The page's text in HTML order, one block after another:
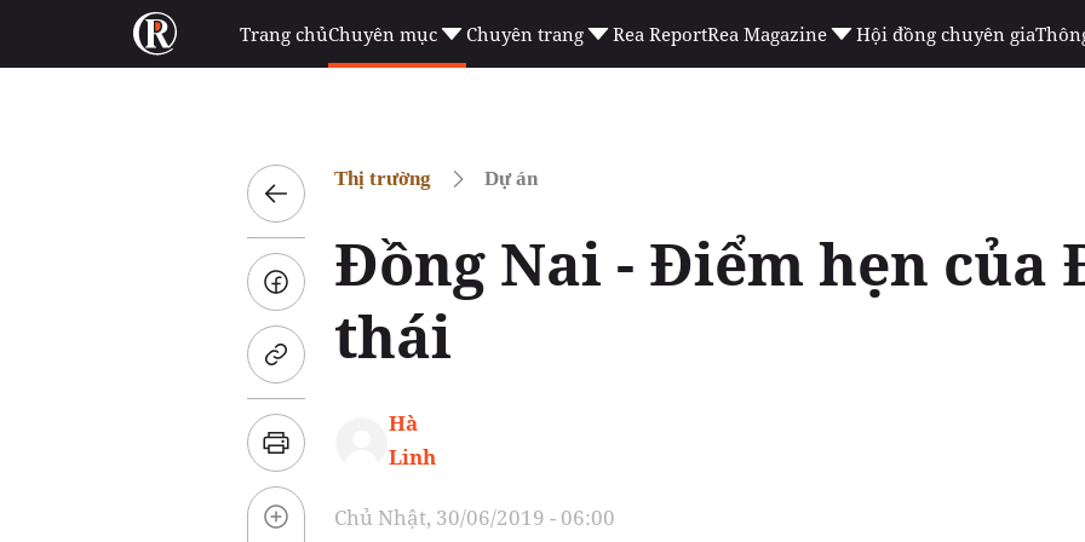
Trang chủChuyên mục Chuyên trang Rea ReportRea Magazine Hội đồng chuyên gia
Thị trường Dự án
Đồng Nai - Điểm hẹn của
thái
Hà
Linh
Chủ Nhật, 30/06/2019 - 06:00